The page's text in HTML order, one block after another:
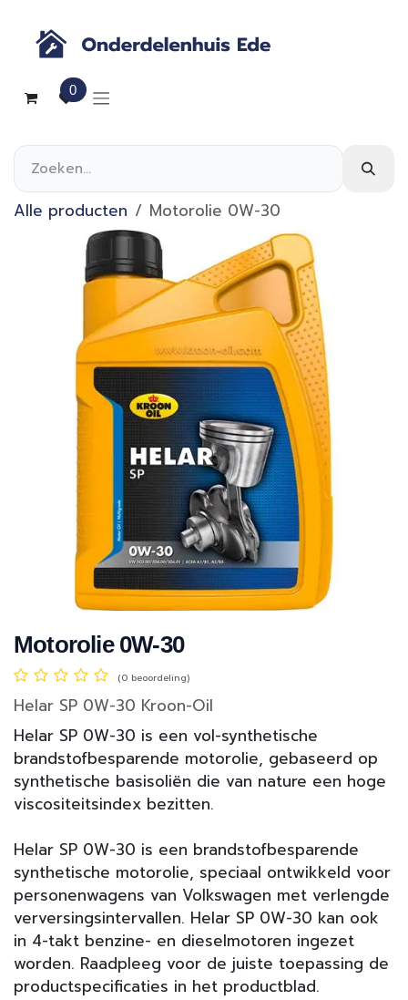
0
Alle producten Motorolie 0W-30
Motorolie 0W-30
(0 beoordeling)
Helar SP 0W-30 Kroon-Oil
Helar SP 0W-30 is een vol-synthetische
brandstofbesparende motorolie, gebaseerd op
synthetische basisoliën die van nature een hoge
viscositeitsindex bezitten.
Helar SP 0W-30 is een brandstofbesparende
synthetische motorolie, speciaal ontwikkeld voor
personenwagens van Volkswagen met verlengde
verversingsintervallen. Helar SP 0W-30 kan ook
in 4-takt benzine- en dieselmotoren ingezet
worden. Raadpleeg voor de juiste toepassing de
productspecificaties in het productblad.